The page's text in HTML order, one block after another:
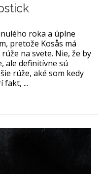
roka a úplne
pretože Kosås má
na svete. Nie, že by
ale definitívne sú
rúže, aké som kedy
fakt, ...